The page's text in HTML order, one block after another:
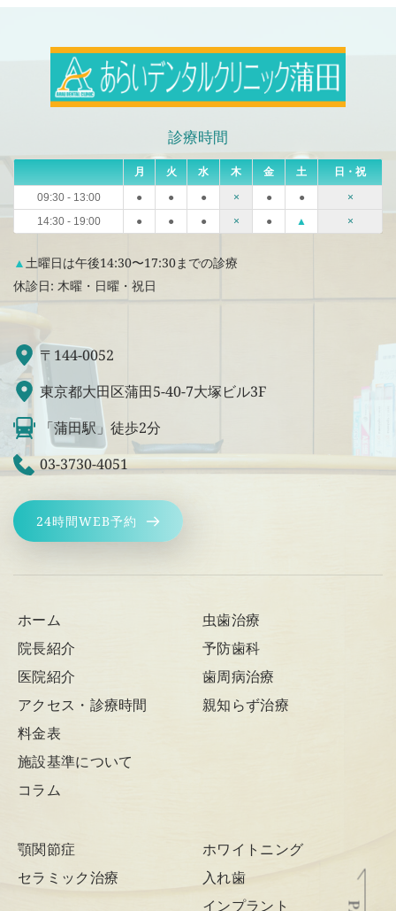
診療時間
月 火 水 木 金 土 日・祝
09:30 - 13:00 ● ● ● × ● ●
×
14:30 - 19:00
● ● ● × ● ▲ ×
▲土曜日は午後14:30〜17:30までの診療
休診日: 木曜・日曜・祝日
〒144-0052
東京都大田区蒲田5-40-7大塚ビル3F
「蒲田駅」徒歩2分
03-3730-4051
24時間WEB予約
ホーム
院長紹介
医院紹介
アクセス・診療時間
料金表
施設基準について
コラム
虫歯治療
予防歯科
歯周病治療
親知らず治療
顎関節症
セラミック治療
ホワイトニング
入れ歯
インプラント